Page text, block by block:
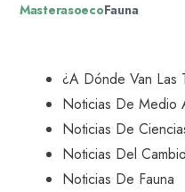
MasterasoecoFauna
¿A Dónde Van Las
Noticias De Medio
Noticias De
Noticias Del
Noticias De Fauna